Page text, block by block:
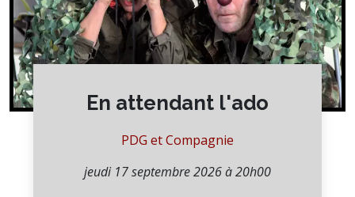
En attendant l'ado
PDG et Compagnie
jeudi 17 septembre 2026 à 20h00